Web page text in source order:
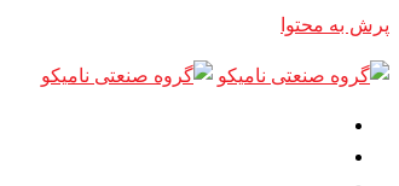
پرش به محتوا